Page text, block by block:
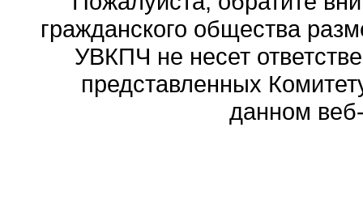
гражданского общества
УВКПЧ не несет
представленных
данном